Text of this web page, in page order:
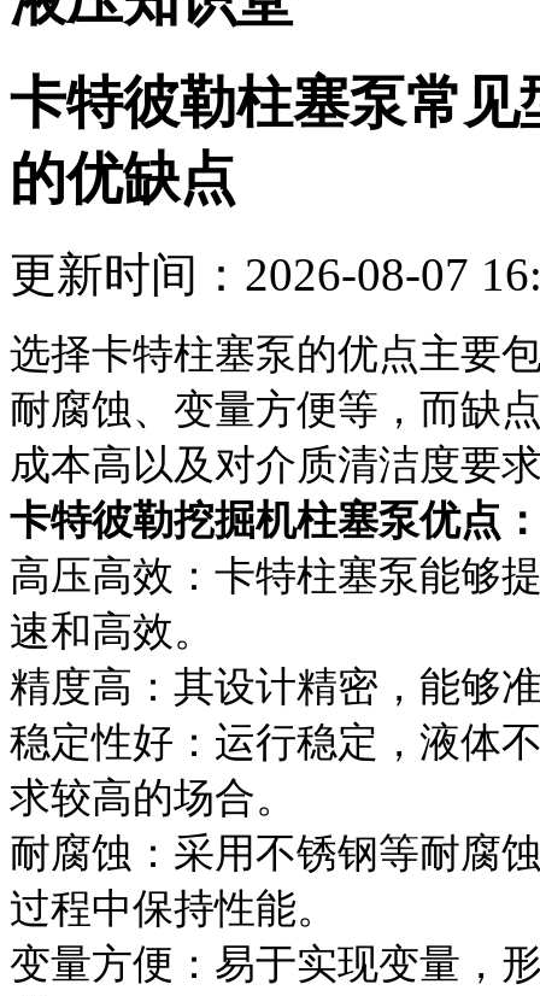
卡特彼勒柱塞泵常
的优缺点
更新时间：2026-08-07
选择卡特柱塞泵的优点主要
耐腐蚀、变量方便等，而缺
成本高以及对介质清洁度要
卡特彼勒挖掘机柱塞泵优点
高压高效：卡特柱塞泵能够
速和高效。
精度高：其设计精密，能够
稳定性好：运行稳定，液体
求较高的场合。
耐腐蚀：采用不锈钢等耐腐
过程中保持性能。
变量方便：易于实现变量，